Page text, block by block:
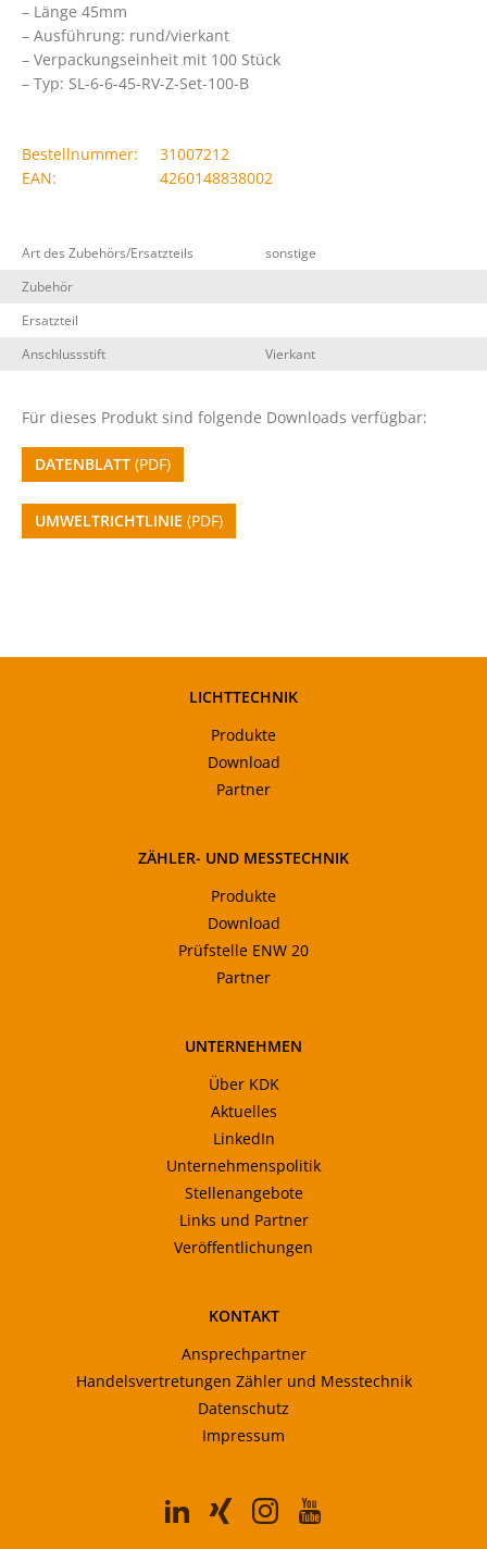
– Länge 45mm
– Ausführung: rund/vierkant
– Verpackungseinheit mit 100 Stück
– Typ: SL-6-6-45-RV-Z-Set-100-B
Bestellnummer:
31007212
EAN:
4260148838002
Art des Zubehörs/Ersatzteils
sonstige
Zubehör
Ersatzteil
Anschlussstift
Vierkant
Für dieses Produkt sind folgende Downloads verfügbar:
DATENBLATT (PDF)
UMWELTRICHTLINIE (PDF)
LICHTTECHNIK
Produkte
Download
Partner
ZÄHLER- UND MESSTECHNIK
Produkte
Download
Prüfstelle ENW 20
Partner
UNTERNEHMEN
Über KDK
Aktuelles
LinkedIn
Unternehmenspolitik
Stellenangebote
Links und Partner
Veröffentlichungen
KONTAKT
Ansprechpartner
Handelsvertretungen Zähler und Messtechnik
Datenschutz
Impressum